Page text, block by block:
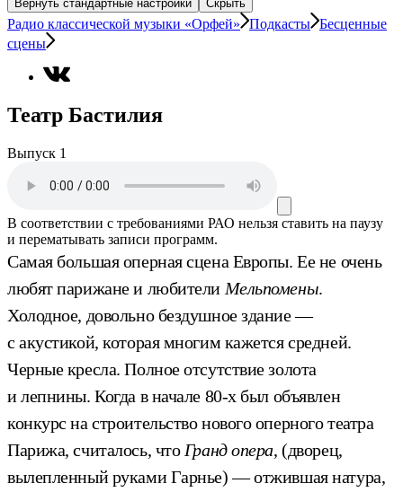
Вернуть стандартные настройки
Скрыть
Радио классической музыки «Орфей» Подкасты Бесценные
сцены
Театр Бастилия
Выпуск 1
В соответствии с требованиями РАО нельзя ставить на паузу
и перематывать записи программ.
Самая большая оперная сцена Европы. Ее не очень
любят парижане и любители Мельпомены.
Холодное, довольно бездушное здание —
с акустикой, которая многим кажется средней.
Черные кресла. Полное отсутствие золота
и лепнины. Когда в начале 80-х был объявлен
конкурс на строительство нового оперного театра
Парижа, считалось, что Гранд опера, (дворец,
вылепленный руками Гарнье) — отжившая натура,